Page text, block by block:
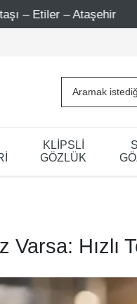
Şimdi Üye ol
KLİPSLİ
GÖZLÜK
Varsa: Hızlı